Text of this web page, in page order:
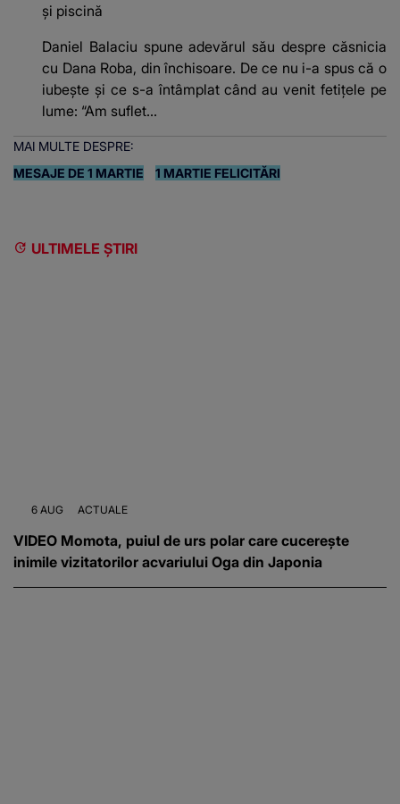
și piscină
Daniel Balaciu spune adevărul său despre căsnicia
cu Dana Roba, din închisoare. De ce nu i-a spus că o
iubește și ce s-a întâmplat când au venit fetițele pe
lume: “Am suflet...
MAI MULTE DESPRE:
MESAJE DE 1 MARTIE
1 MARTIE FELICITĂRI
ULTIMELE ȘTIRI
6 AUG ACTUALE
VIDEO Momota, puiul de urs polar care cucerește
inimile vizitatorilor acvariului Oga din Japonia